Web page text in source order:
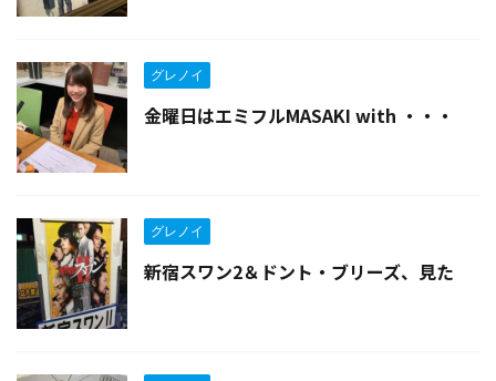
グレノイ
金曜日はエミフルMASAKI with ・・・
グレノイ
新宿スワン2＆ドント・ブリーズ、見た